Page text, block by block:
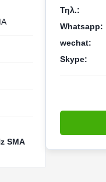
SMA
Τηλ.:
Whatsapp:
wechat:
Skype: